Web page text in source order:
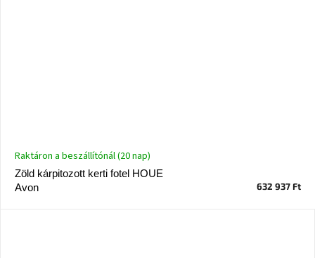
Zöld kárpitozott kerti fotel HOUE
Avon
Raktáron a beszállítónál (20 nap)
632 937 Ft